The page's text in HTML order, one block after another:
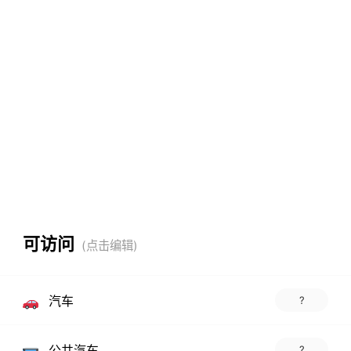
可访问
汽车 ?